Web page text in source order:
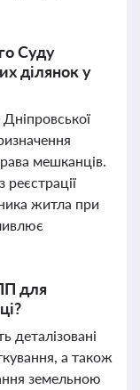
Суду
ділянок у
мешканців.
житла при
для
деталізовані
а також
земельною